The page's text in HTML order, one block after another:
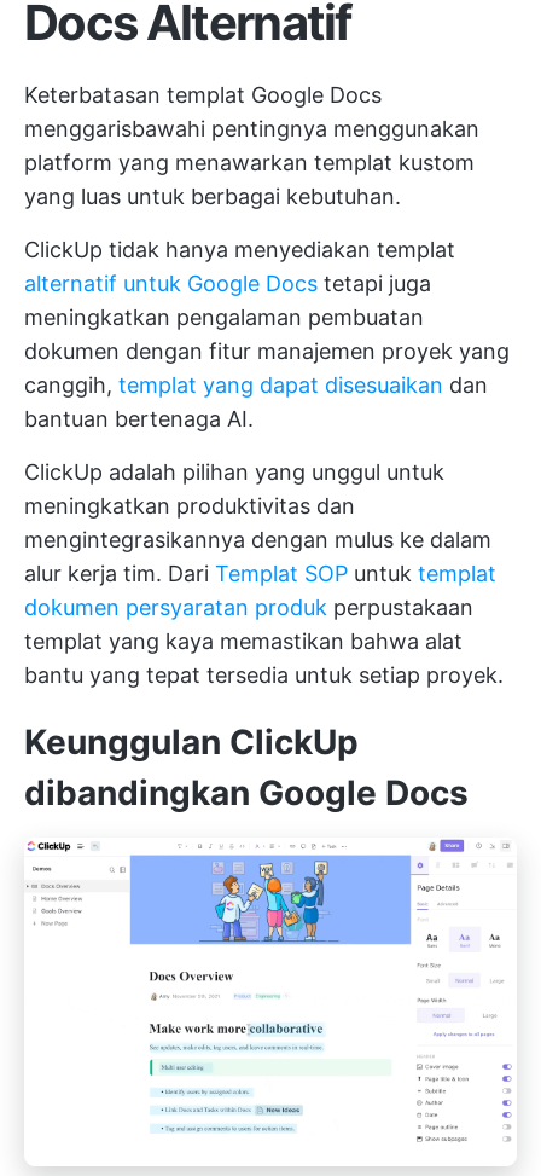
Docs Alternatif
Keterbatasan templat Google Docs
menggarisbawahi pentingnya menggunakan
platform yang menawarkan templat kustom
yang luas untuk berbagai kebutuhan.
ClickUp tidak hanya menyediakan templat
alternatif untuk Google Docs tetapi juga
meningkatkan pengalaman pembuatan
dokumen dengan fitur manajemen proyek yang
canggih, templat yang dapat disesuaikan dan
bantuan bertenaga AI.
ClickUp adalah pilihan yang unggul untuk
meningkatkan produktivitas dan
mengintegrasikannya dengan mulus ke dalam
alur kerja tim. Dari Templat SOP untuk templat
dokumen persyaratan produk perpustakaan
templat yang kaya memastikan bahwa alat
bantu yang tepat tersedia untuk setiap proyek.
Keunggulan ClickUp
dibandingkan Google Docs